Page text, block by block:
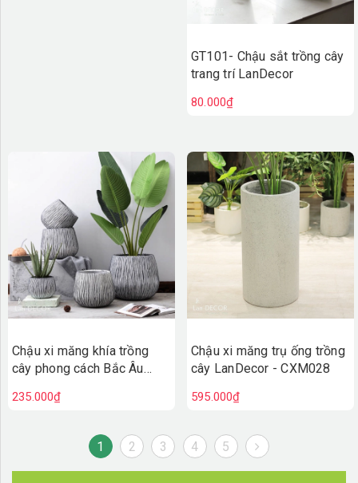
GT101- Chậu sắt trồng cây
trang trí LanDecor
80.000₫
Chậu xi măng khía trồng
cây phong cách Bắc Âu
235.000₫
Chậu xi măng trụ ống trồng
cây LanDecor - CXM028
595.000₫
1 2 3 4 5